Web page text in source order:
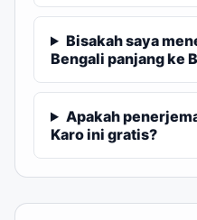
Bisakah saya
Bengali panjang ke
Apakah
Karo ini gratis?